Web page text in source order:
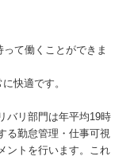
て働くことができま
快適です。
バリ部門は年平均19時
る勤怠管理・仕事可視
ントを行います。これ